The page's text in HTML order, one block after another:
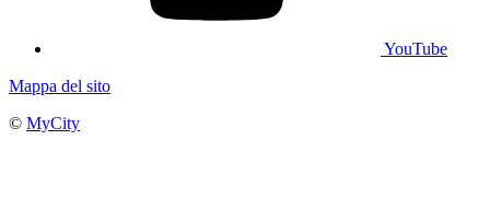
YouTube
Mappa del sito
© MyCity